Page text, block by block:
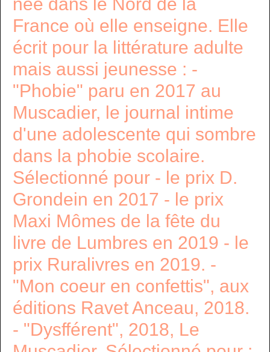
France où elle enseigne. Elle
écrit pour la littérature adulte
mais aussi jeunesse : -
"Phobie" paru en 2017 au
Muscadier, le journal intime
d'une adolescente qui sombre
dans la phobie scolaire.
Sélectionné pour - le prix D.
Grondein en 2017 - le prix
Maxi Mômes de la fête du
livre de Lumbres en 2019 - le
prix Ruralivres en 2019. -
"Mon coeur en confettis", aux
éditions Ravet Anceau, 2018.
- "Dysfférent", 2018, Le